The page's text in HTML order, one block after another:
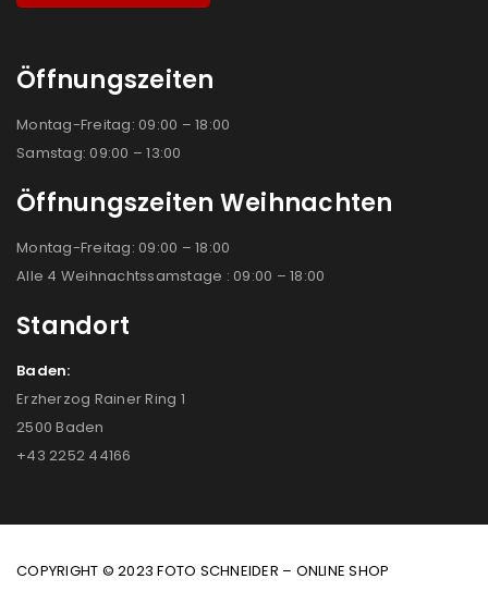
Öffnungszeiten
Montag-Freitag: 09:00 – 18:00
Samstag: 09:00 – 13:00
Öffnungszeiten Weihnachten
Montag-Freitag: 09:00 – 18:00
Alle 4 Weihnachtssamstage : 09:00 – 18:00
Standort
Baden:
Erzherzog Rainer Ring 1
2500 Baden
+43 2252 44166
COPYRIGHT © 2023 FOTO SCHNEIDER – ONLINE SHOP